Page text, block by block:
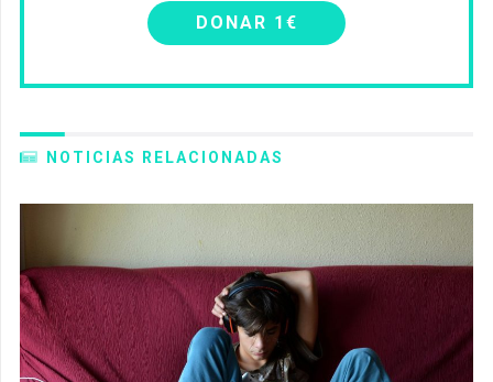
DONAR 1€
NOTICIAS RELACIONADAS